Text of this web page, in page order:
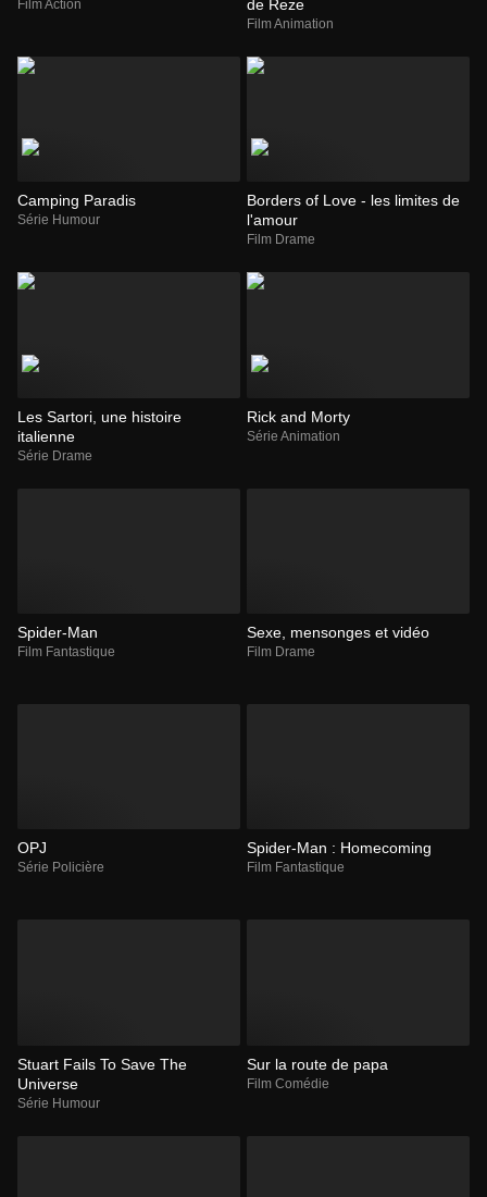
Film Action de Reze
Film Animation
Camping Paradis
Série Humour
Borders of Love - les limites de
l'amour
Film Drame
Les Sartori, une histoire
italienne
Série Drame
Rick and Morty
Série Animation
Spider-Man
Film Fantastique
Sexe, mensonges et vidéo
Film Drame
OPJ
Série Policière
Spider-Man : Homecoming
Film Fantastique
Stuart Fails To Save The
Universe
Série Humour
Sur la route de papa
Film Comédie